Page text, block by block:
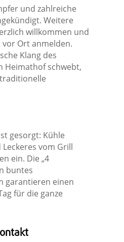
und zahlreiche
Weitere
willkommen und
Ort anmelden.
Klang des
Heimathof schwebt,
gesorgt: Kühle
vom Grill
ein. Die „4
buntes
garantieren einen
für die ganze